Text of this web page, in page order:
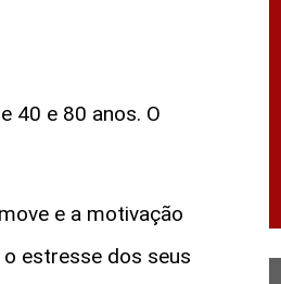
40 e 80 anos. O
e a motivação
estresse dos seus